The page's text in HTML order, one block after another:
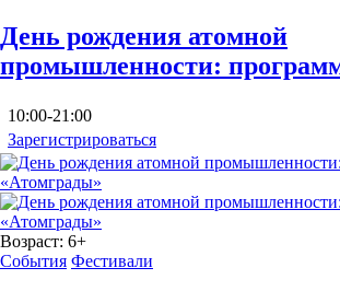
День рождения атомной
промышленности:
10:00-21:00
Зарегистрироваться
Возраст: 6+
События Фестивали